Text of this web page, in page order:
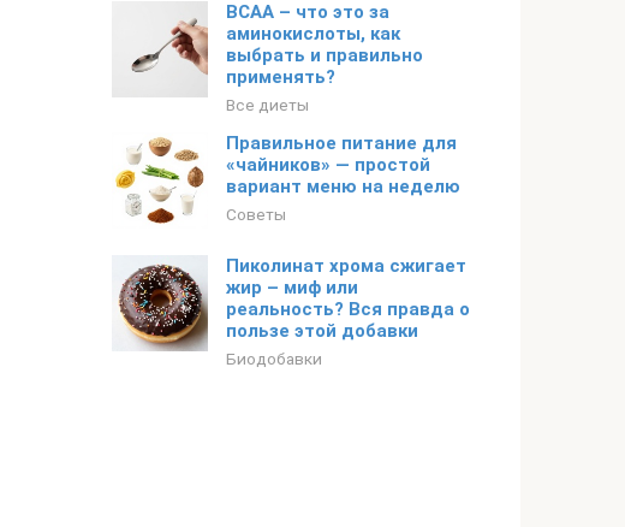
BCAA – что это за
аминокислоты, как
выбрать и правильно
применять?
Все диеты
Правильное питание для
«чайников» — простой
вариант меню на неделю
Советы
Пиколинат хрома сжигает
жир – миф или
реальность? Вся правда о
пользе этой добавки
Биодобавки